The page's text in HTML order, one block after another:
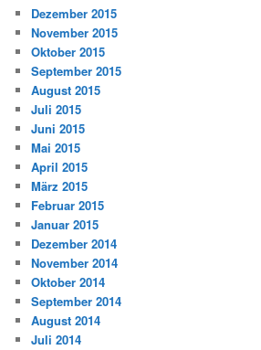
Dezember 2015
November 2015
Oktober 2015
September 2015
August 2015
Juli 2015
Juni 2015
Mai 2015
April 2015
März 2015
Februar 2015
Januar 2015
Dezember 2014
November 2014
Oktober 2014
September 2014
August 2014
Juli 2014